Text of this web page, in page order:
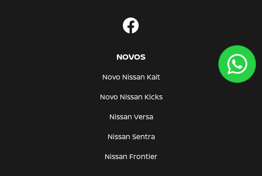
NOVOS
Novo Nissan Kait
Novo Nissan Kicks
Nissan Versa
Nissan Sentra
Nissan Frontier